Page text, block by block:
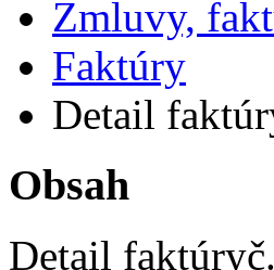
Zmluvy,
Faktúry
Detail
Obsah
Detail faktúry